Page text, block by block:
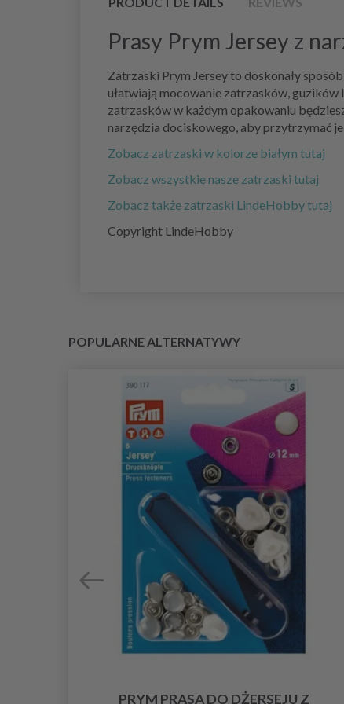
Prasy Prym Jersey z
Zatrzaski Prym Jersey to doskonały
ułatwiają mocowanie zatrzasków,
zatrzasków w każdym opakowaniu
narzędzia dociskowego, aby przytrzymać
Zobacz zatrzaski w kolorze białym tutaj
Zobacz wszystkie nasze zatrzaski tutaj
Zobacz także zatrzaski LindeHobby tutaj
Copyright LindeHobby
POPULARNE ALTERNATYWY
PRYM PRASA DO DŻERSEJU Z